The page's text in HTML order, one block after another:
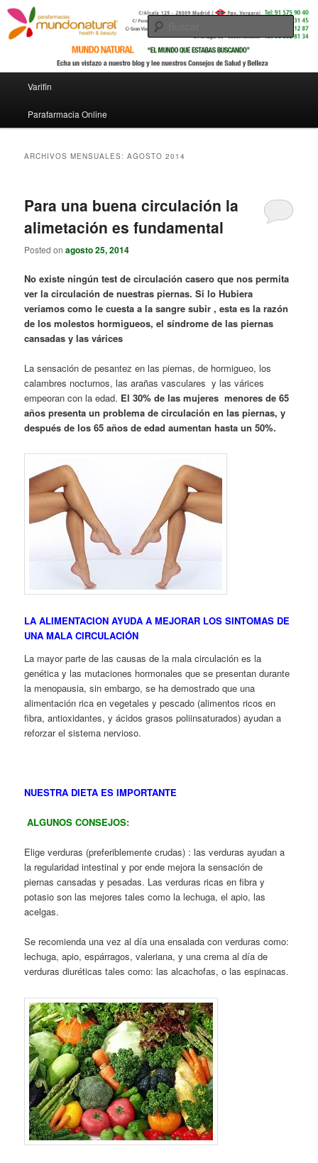
Ir al contenido principal
Ir al contenido secundario
Varifin
Parafarmacia Online
ARCHIVOS MENSUALES:AGOSTO 2014
Para una buena circulación la
alimetación es fundamental
Posted onagosto 25, 2014
No existe ningún test de circulación casero que nos permita
ver la circulación de nuestras piernas. Si lo Hubiera
veríamos como le cuesta a la sangre subir , esta es la razón
de los molestos hormigueos, el síndrome de las piernas
cansadas y las várices
La sensación de pesantez en las piernas, de hormigueo, los
calambres nocturnos, las arañas vasculares y las várices
empeoran con la edad. El 30% de las mujeres menores de 65
años presenta un problema de circulación en las piernas, y
después de los 65 años de edad aumentan hasta un 50%.
LA ALIMENTACION AYUDA A MEJORAR LOS SINTOMAS DE
UNA MALA CIRCULACIÓN
La mayor parte de las causas de la mala circulación es la
genética y las mutaciones hormonales que se presentan durante
la menopausia, sin embargo, se ha demostrado que una
alimentación rica en vegetales y pescado (alimentos ricos en
fibra, antioxidantes, y ácidos grasos poliinsaturados) ayudan a
reforzar el sistema nervioso.
NUESTRA DIETA ES IMPORTANTE
ALGUNOS CONSEJOS:
Elige verduras (preferiblemente crudas) : las verduras ayudan a
la regularidad intestinal y por ende mejora la sensación de
piernas cansadas y pesadas. Las verduras ricas en fibra y
potasio son las mejores tales como la lechuga, el apio, las
acelgas.
Se recomienda una vez al día una ensalada con verduras como:
lechuga, apio, espárragos, valeriana, y una crema al día de
verduras diuréticas tales como: las alcachofas, o las espinacas.